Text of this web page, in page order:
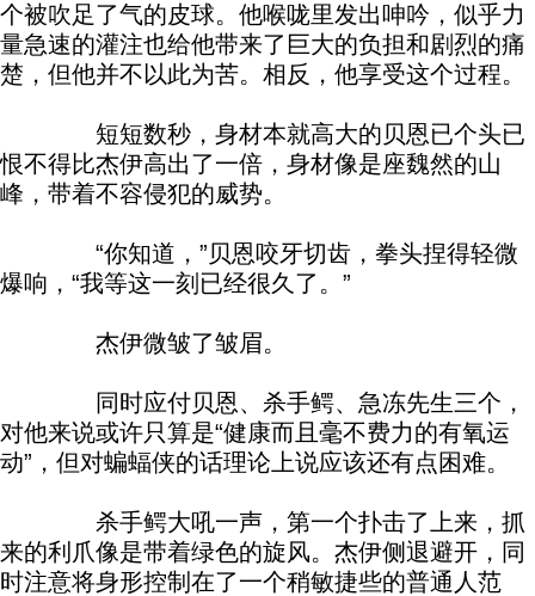
个被吹足了气的皮球。他喉咙里发出呻吟，似乎力
量急速的灌注也给他带来了巨大的负担和剧烈的痛
楚，但他并不以此为苦。相反，他享受这个过程。
短短数秒，身材本就高大的贝恩已个头已
恨不得比杰伊高出了一倍，身材像是座魏然的山
峰，带着不容侵犯的威势。
“你知道，”贝恩咬牙切齿，拳头捏得轻微
爆响，“我等这一刻已经很久了。”
杰伊微皱了皱眉。
同时应付贝恩、杀手鳄、急冻先生三个，
对他来说或许只算是“健康而且毫不费力的有氧运
动”，但对蝙蝠侠的话理论上说应该还有点困难。
杀手鳄大吼一声，第一个扑击了上来，抓
来的利爪像是带着绿色的旋风。杰伊侧退避开，同
时注意将身形控制在了一个稍敏捷些的普通人范